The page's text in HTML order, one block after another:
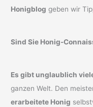
Honigblog geben wir
Sind Sie Honig-
Es gibt unglaublich
ganzen Welt. Den
erarbeitete Honig